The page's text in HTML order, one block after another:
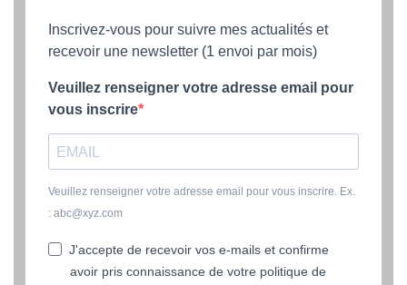
Inscrivez-vous pour suivre mes actualités et
recevoir une newsletter (1 envoi par mois)
Veuillez renseigner votre adresse email pour
vous inscrire
Veuillez renseigner votre adresse email pour vous inscrire. Ex.
: abc@xyz.com
J'accepte de recevoir vos e-mails et confirme
avoir pris connaissance de votre politique de